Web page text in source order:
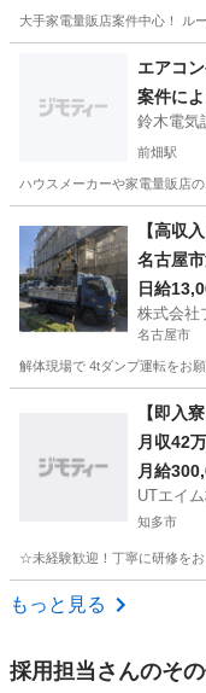
大手家電量販店案件中心！ ル
エアコ
案件に
鈴木電気
前畑駅
ハウスメーカーや家電量販店
前畑駅
【高収
名古屋
日給
株式会社
名古屋市
解体現場で 4tダンプ運転をお
建築
【即入
月収42
休み！
用のチ
愛知県大
月給
UTエイ
知多市
☆未経験歓迎！丁寧に研修を
愛知 知多市
もっと見る
採用担当 さんのそ